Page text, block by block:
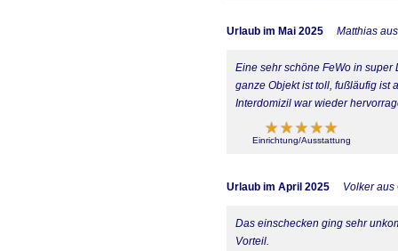
Urlaub im Mai 2025 Matthias
Eine sehr schöne FeWo in
ganze Objekt ist toll, fußläufig ist
Interdomizil war wieder
Einrichtung/Ausstattung
Urlaub im April 2025 Volker aus
Das einschecken ging sehr
Vorteil.